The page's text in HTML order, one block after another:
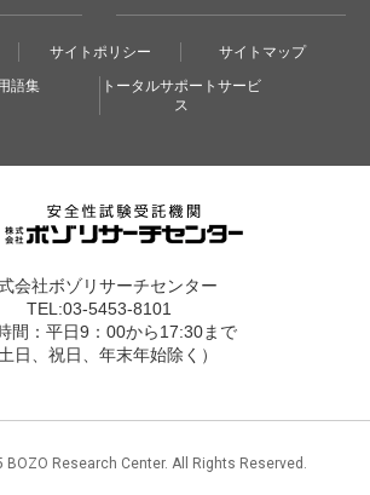
サイトポリシー
サイトマップ
語集
トータルサポートサービ
ス
会社ボゾリサーチセンター
TEL:03-5453-8101
間：平日9：00から17:30まで
土日、祝日、年末年始除く）
BOZO Research Center. All Rights Reserved.